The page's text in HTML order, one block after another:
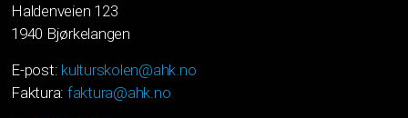
Haldenveien 123
1940 Bjørkelangen
E-post: kulturskolen@ahk.no
Faktura: faktura@ahk.no